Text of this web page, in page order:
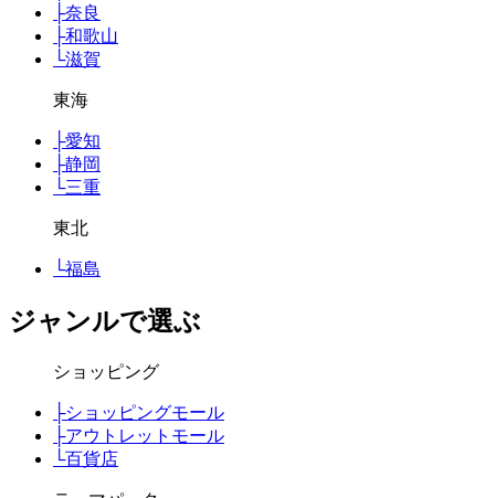
├奈良
├和歌山
└滋賀
東海
├愛知
├静岡
└三重
東北
└福島
ジャンルで選ぶ
ショッピング
├ショッピングモール
├アウトレットモール
└百貨店